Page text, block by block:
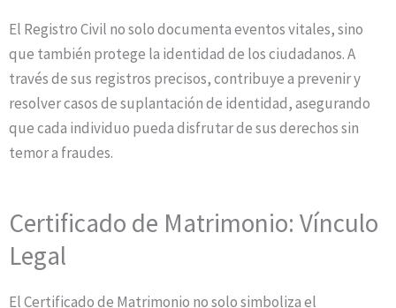
El Registro Civil no solo documenta eventos vitales, sino
que también protege la identidad de los ciudadanos. A
través de sus registros precisos, contribuye a prevenir y
resolver casos de suplantación de identidad, asegurando
que cada individuo pueda disfrutar de sus derechos sin
temor a fraudes.
Certificado de Matrimonio: Vínculo
Legal
El Certificado de Matrimonio no solo simboliza el